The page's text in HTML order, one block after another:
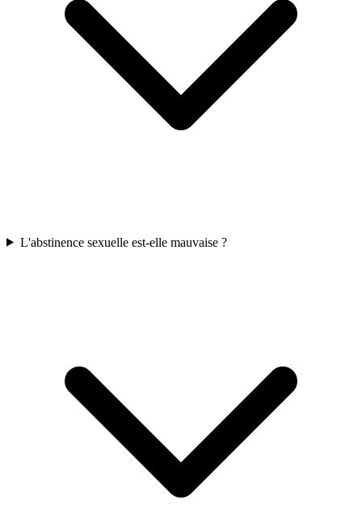
L'abstinence sexuelle est-elle mauvaise ?